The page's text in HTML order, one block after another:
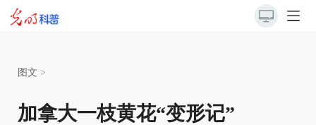
图文 >
加拿大一枝黄花“变形记”